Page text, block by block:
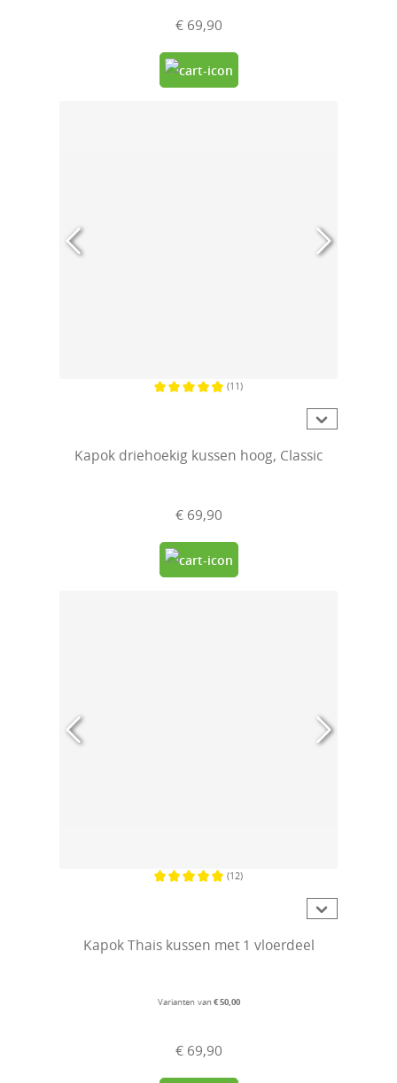
€ 69,90
(11)
Kapok driehoekig kussen hoog, Classic
€ 69,90
(12)
Kapok Thais kussen met 1 vloerdeel
Varianten van€ 50,00
€ 69,90